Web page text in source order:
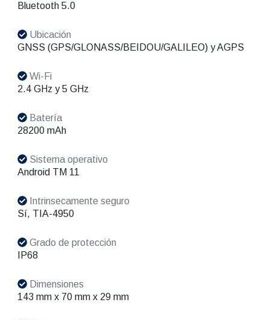
Bluetooth 5.0
Ubicación
GNSS (GPS/GLONASS/BEIDOU/GALILEO) y AGPS
Wi-Fi
2.4 GHz y 5 GHz
Batería
28200 mAh
Sistema operativo
Android TM 11
Intrinsecamente seguro
Sí, TIA-4950
Grado de protección
IP68
Dimensiones
143 mm x 70 mm x 29 mm